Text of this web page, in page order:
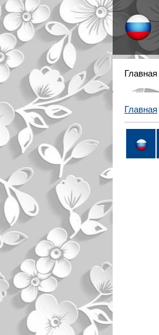
Главная
Главная